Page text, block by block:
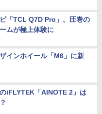
「TCL Q7D Pro」。圧巻の
ムが極上体験に
インホイール「M6」に新
iFLYTEK「AINOTE 2」は